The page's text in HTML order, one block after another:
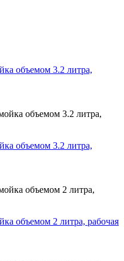
объемом 3.2 литра,
объемом 3.2 литра,
объемом 2 литра, рабочая